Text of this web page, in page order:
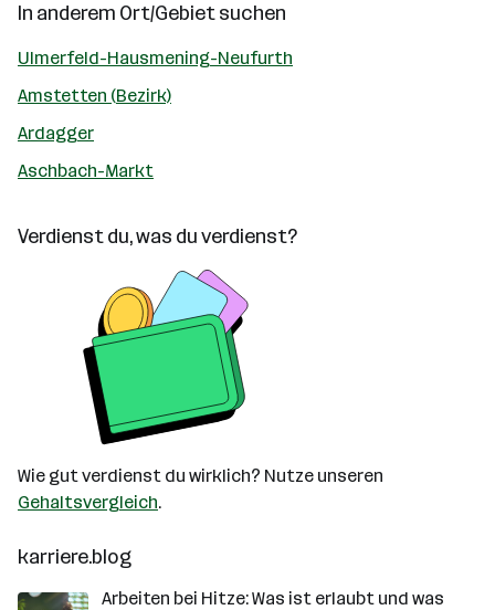
In anderem Ort/Gebiet suchen
Ulmerfeld-Hausmening-Neufurth
Amstetten (Bezirk)
Ardagger
Aschbach-Markt
Verdienst du, was du verdienst?
Wie gut verdienst du wirklich? Nutze unseren
Gehaltsvergleich.
karriere.blog
Arbeiten bei Hitze: Was ist erlaubt und was